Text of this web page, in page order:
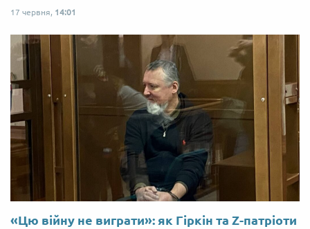
17 червня, 14:01
«Цю війну не виграти»: як Гіркін та Z-патріоти